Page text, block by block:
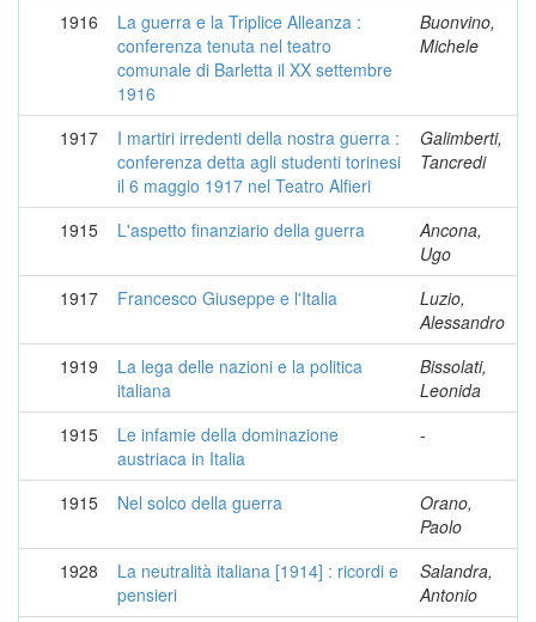
1916
La guerra e la Triplice Alleanza :
conferenza tenuta nel teatro
comunale di Barletta il XX settembre
1916
Buonvino,
Michele
1917
I martiri irredenti della nostra guerra :
conferenza detta agli studenti torinesi
il 6 maggio 1917 nel Teatro Alfieri
Galimberti,
Tancredi
1915 L'aspetto finanziario della guerra
Ancona,
Ugo
1917
Francesco Giuseppe e l'Italia
Luzio,
Alessandro
1919
La lega delle nazioni e la politica
italiana
Bissolati,
Leonida
1915
Le infamie della dominazione
austriaca in Italia
-
1915 Nel solco della guerra
Orano,
Paolo
1928
La neutralità italiana [1914] : ricordi e
pensieri
Salandra,
Antonio